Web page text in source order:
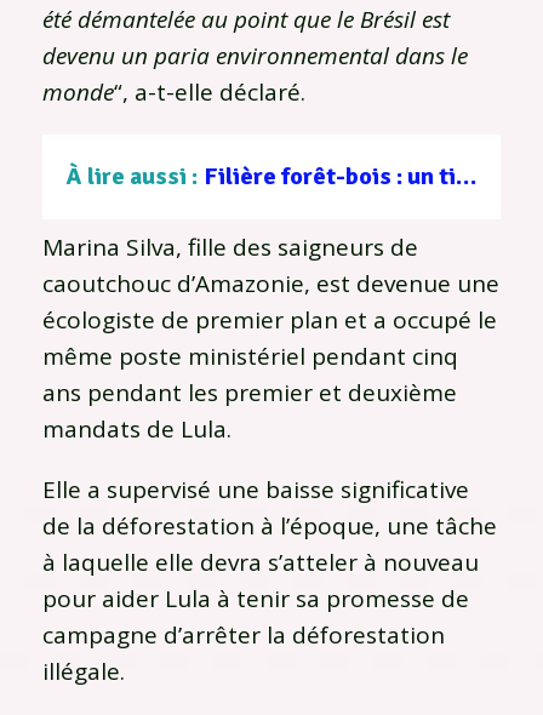
été démantelée au point que le Brésil est
devenu un paria environnemental dans le
monde“, a-t-elle déclaré.
À lire aussi : Filière forêt-bois : un tissu d’entreprises au service d’une gestion durable
Marina Silva, fille des saigneurs de
caoutchouc d’Amazonie, est devenue une
écologiste de premier plan et a occupé le
même poste ministériel pendant cinq
ans pendant les premier et deuxième
mandats de Lula.
Elle a supervisé une baisse significative
de la déforestation à l’époque, une tâche
à laquelle elle devra s’atteler à nouveau
pour aider Lula à tenir sa promesse de
campagne d’arrêter la déforestation
illégale.